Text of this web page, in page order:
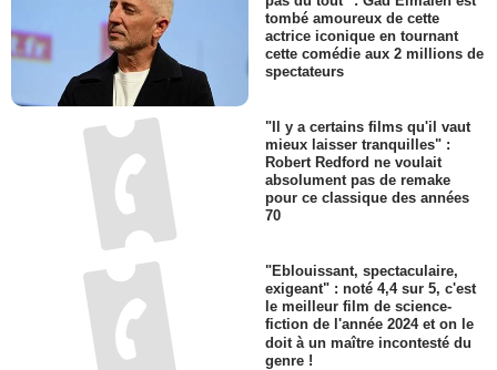
tombé amoureux de cette
actrice iconique en tournant
cette comédie aux 2 millions de
spectateurs
"Il y a certains films qu'il vaut
mieux laisser tranquilles" :
Robert Redford ne voulait
absolument pas de remake
pour ce classique des années
70
"Eblouissant, spectaculaire,
exigeant" : noté 4,4 sur 5, c'est
le meilleur film de science-
fiction de l'année 2024 et on le
doit à un maître incontesté du
genre !